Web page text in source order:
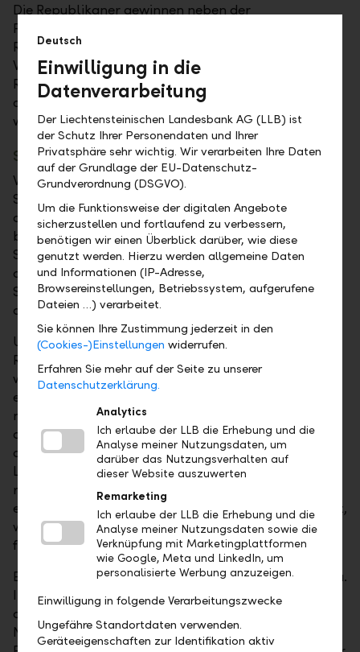
Die Republikaner gewinnen neben der
Präsidentschaft auch den Senat. Das Rennen um das
Repräsentantenhaus ist noch offen, aber die
Wahrscheinlichkeit, dass sie auch die Mehrheit im
Repräsentantenhaus erlangen werden, ist angesichts
des guten Abschneidens der Partei in diesen Wahlen
wahrscheinlich.
Steuersenkungen und Zölle
Wenn das passiert, wird es in erster Linie zu
Steuersenkungen kommen. Deren Auswirkungen auf
die Wirtschaft würden vermutlich überschaubar
bleiben. Allerdings würden sie die
Staatsverschuldung belasten. Diese ist jetzt schon
auf einem ungünstigen Pfad und würde aufgrund der
Steuersenkungen in den nächsten Jahren rascher
ansteigen.
Unabhängig davon, welche Partei das
Repräsentantenhaus gewinnt, wird Trump
wahrscheinlich Handelszölle auf alle Importe
einführen. Die genauen Auswirkungen hängen von
mehreren Faktoren ab, aber in der Tendenz dürften
die Zölle das Wirtschaftswachstum in den USA
dämpfen und die Inflation anheizen. Da andere
Länder vermutlich mit Zöllen auf US-Produkte
reagieren werden, werden neue Handelskriege
entstehen. Für Europa, das auf Handel angewiesen ist,
wären solche Entwicklungen belastend – vor allem
für gewisse Sektoren.
Es wäre aber nicht die einzige Konsequenz für Europa.
In Sicherheitsfragen ist Europa stark von den USA
abhängig. Trumps Äusserungen zur Ukraine und der
Nato lassen erkennen, dass die USA unter einem
Deutsch
Einwilligung in die
Datenverarbeitung
Der Liechtensteinischen Landesbank AG (LLB) ist
der Schutz Ihrer Personendaten und Ihrer
Privatsphäre sehr wichtig. Wir verarbeiten Ihre Daten
auf der Grundlage der EU-Datenschutz-
Grundverordnung (DSGVO).
Um die Funktionsweise der digitalen Angebote
sicherzustellen und fortlaufend zu verbessern,
benötigen wir einen Überblick darüber, wie diese
genutzt werden. Hierzu werden allgemeine Daten
und Informationen (IP-Adresse,
Browsereinstellungen, Betriebssystem, aufgerufene
Dateien …) verarbeitet.
Sie können Ihre Zustimmung jederzeit in den
(Cookies-)Einstellungen widerrufen.
Erfahren Sie mehr auf der Seite zu unserer
Datenschutzerklärung.
Analytics
Ich erlaube der LLB die Erhebung und die
Analyse meiner Nutzungsdaten, um
darüber das Nutzungsverhalten auf
dieser Website auszuwerten
Remarketing
Ich erlaube der LLB die Erhebung und die
Analyse meiner Nutzungsdaten sowie die
Verknüpfung mit Marketingplattformen
wie Google, Meta und LinkedIn, um
personalisierte Werbung anzuzeigen.
Einwilligung in folgende Verarbeitungszwecke
Ungefähre Standortdaten verwenden.
Geräteeigenschaften zur Identifikation aktiv